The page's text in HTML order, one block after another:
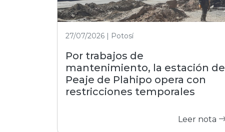
27/07/2026 | Potosí
Por trabajos de
mantenimiento, la estación de
Peaje de Plahipo opera con
restricciones temporales
Leer nota